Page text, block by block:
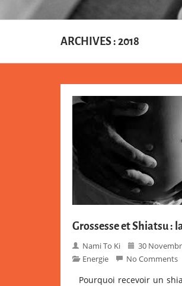
ARCHIVES : 2018
Grossesse et Shiatsu :
Nami To Ki 30
Energie
No Comments
Pourquoi recevoir un